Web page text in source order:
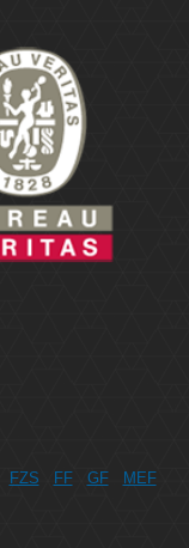
FZS FF GF
MEF